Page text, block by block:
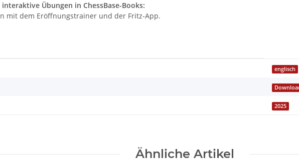
Übungen in ChessBase-Books:
mit dem Eröffnungstrainer und der Fritz-App.
englisch
2025
Ähnliche Artikel